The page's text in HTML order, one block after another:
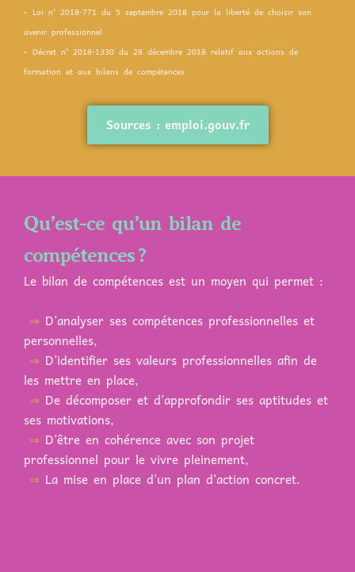
• Loi n° 2018-771 du 5 septembre 2018 pour la liberté de choisir son
avenir professionnel
• Décret n° 2018-1330 du 28 décembre 2018 relatif aux actions de
formation et aux bilans de compétences
Sources : emploi.gouv.fr
Qu’est-ce qu’un bilan de
compétences ?
Le bilan de compétences est un moyen qui permet :
⇒ D’analyser ses compétences professionnelles et
personnelles,
⇒ D’identifier ses valeurs professionnelles afin de
les mettre en place,
⇒ De décomposer et d’approfondir ses aptitudes et
ses motivations,
⇒ D’être en cohérence avec son projet
professionnel pour le vivre pleinement,
⇒ La mise en place d’un plan d’action concret.